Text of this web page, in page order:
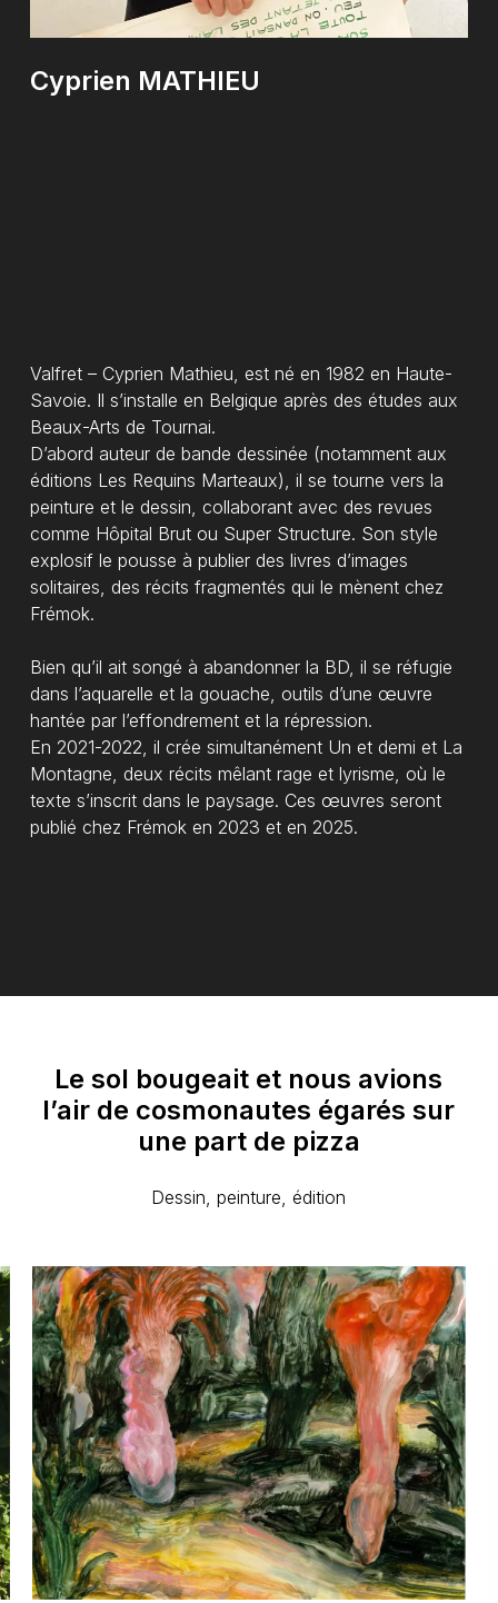
Go To Shop
Cyprien MATHIEU
Valfret – Cyprien Mathieu, est né en 1982 en Haute-
Savoie. Il s’installe en Belgique après des études aux
Beaux-Arts de Tournai.
D’abord auteur de bande dessinée (notamment aux
éditions Les Requins Marteaux), il se tourne vers la
peinture et le dessin, collaborant avec des revues
comme Hôpital Brut ou Super Structure. Son style
explosif le pousse à publier des livres d’images
solitaires, des récits fragmentés qui le mènent chez
Frémok.
Bien qu’il ait songé à abandonner la BD, il se réfugie
dans l’aquarelle et la gouache, outils d’une œuvre
hantée par l’effondrement et la répression.
En 2021-2022, il crée simultanément Un et demi et La
Montagne, deux récits mêlant rage et lyrisme, où le
texte s’inscrit dans le paysage. Ces œuvres seront
publié chez Frémok en 2023 et en 2025.
Le sol bougeait et nous avions
l’air de cosmonautes égarés sur
une part de pizza
Dessin, peinture, édition